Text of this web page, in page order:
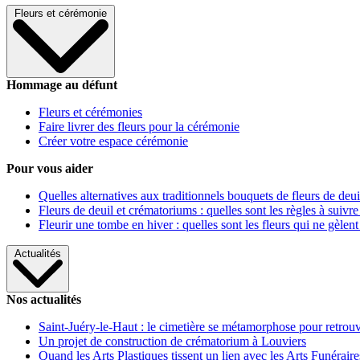
Fleurs et cérémonie
Hommage au défunt
Fleurs et cérémonies
Faire livrer des fleurs pour la cérémonie
Créer votre espace cérémonie
Pour vous aider
Quelles alternatives aux traditionnels bouquets de fleurs de
Fleurs de deuil et crématoriums : quelles sont les règles à
Fleurir une tombe en hiver : quelles sont les fleurs qui ne gèlent
Actualités
Nos actualités
Saint-Juéry-le-Haut : le cimetière se métamorphose pour
Un projet de construction de crématorium à Louviers
Quand les Arts Plastiques tissent un lien avec les Arts